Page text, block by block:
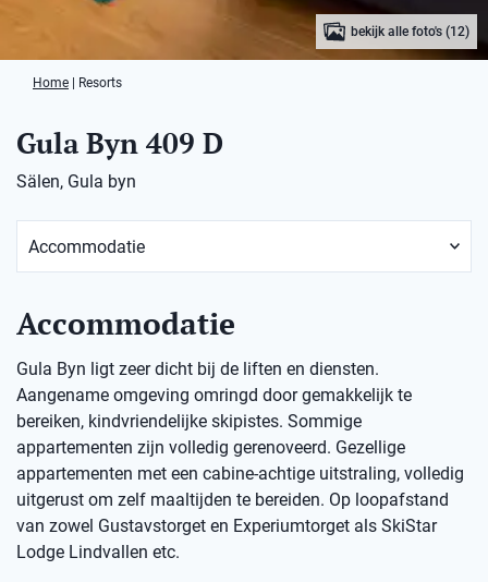
bekijk alle foto's (12)
Home Resorts
Gula Byn 409 D
Sälen, Gula byn
Accommodatie
Gula Byn ligt zeer dicht bij de liften en diensten.
Aangename omgeving omringd door gemakkelijk te
bereiken, kindvriendelijke skipistes. Sommige
appartementen zijn volledig gerenoveerd. Gezellige
appartementen met een cabine-achtige uitstraling, volledig
uitgerust om zelf maaltijden te bereiden. Op loopafstand
van zowel Gustavstorget en Experiumtorget als SkiStar
Lodge Lindvallen etc.